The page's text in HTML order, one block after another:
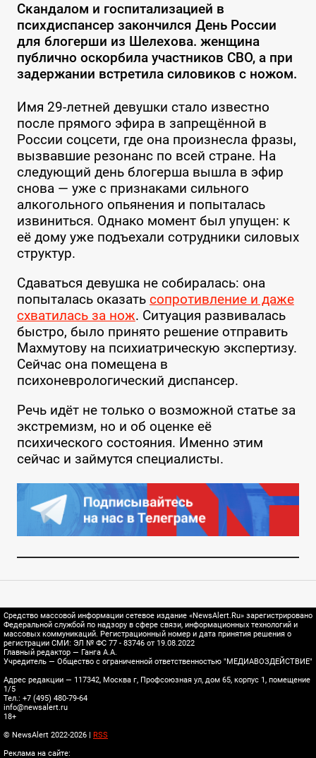
Скандалом и госпитализацией в
психдиспансер закончился День России
для блогерши из Шелехова. женщина
публично оскорбила участников СВО, а при
задержании встретила силовиков с ножом.
Имя 29-летней девушки стало известно
после прямого эфира в запрещённой в
России соцсети, где она произнесла фразы,
вызвавшие резонанс по всей стране. На
следующий день блогерша вышла в эфир
снова — уже с признаками сильного
алкогольного опьянения и попыталась
извиниться. Однако момент был упущен: к
её дому уже подъехали сотрудники силовых
структур.
Сдаваться девушка не собиралась: она
попыталась оказать сопротивление и даже
схватилась за нож. Ситуация развивалась
быстро, было принято решение отправить
Махмутову на психиатрическую экспертизу.
Сейчас она помещена в
психоневрологический диспансер.
Речь идёт не только о возможной статье за
экстремизм, но и об оценке её
психического состояния. Именно этим
сейчас и займутся специалисты.
Средство массовой информации сетевое издание «NewsAlert.Ru» зарегистрировано
Федеральной службой по надзору в сфере связи, информационных технологий и
массовых коммуникаций. Регистрационный номер и дата принятия решения о
регистрации СМИ: ЭЛ № ФС 77 - 83746 от 19.08.2022
Главный редактор — Ганга А.А.
Учредитель — Общество с ограниченной ответственностью "МЕДИАВОЗДЕЙСТВИЕ"
Адрес редакции — 117342, Москва г, Профсоюзная ул, дом 65, корпус 1, помещение
1/5
Тел.: +7 (495) 480-79-64
info@newsalert.ru
18+
© NewsAlert 2022-2026 | RSS
Реклама на сайте: